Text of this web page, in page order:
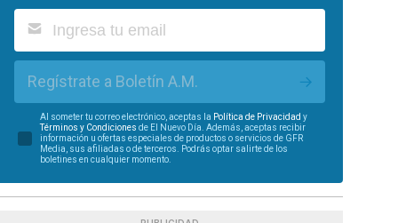
Regístrate a Boletín A.M.
Al someter tu correo electrónico, aceptas la Política de Privacidad y
Términos y Condiciones de El Nuevo Día. Además, aceptas recibir
información u ofertas especiales de productos o servicios de GFR
Media, sus afiliadas o de terceros. Podrás optar salirte de los
boletines en cualquier momento.